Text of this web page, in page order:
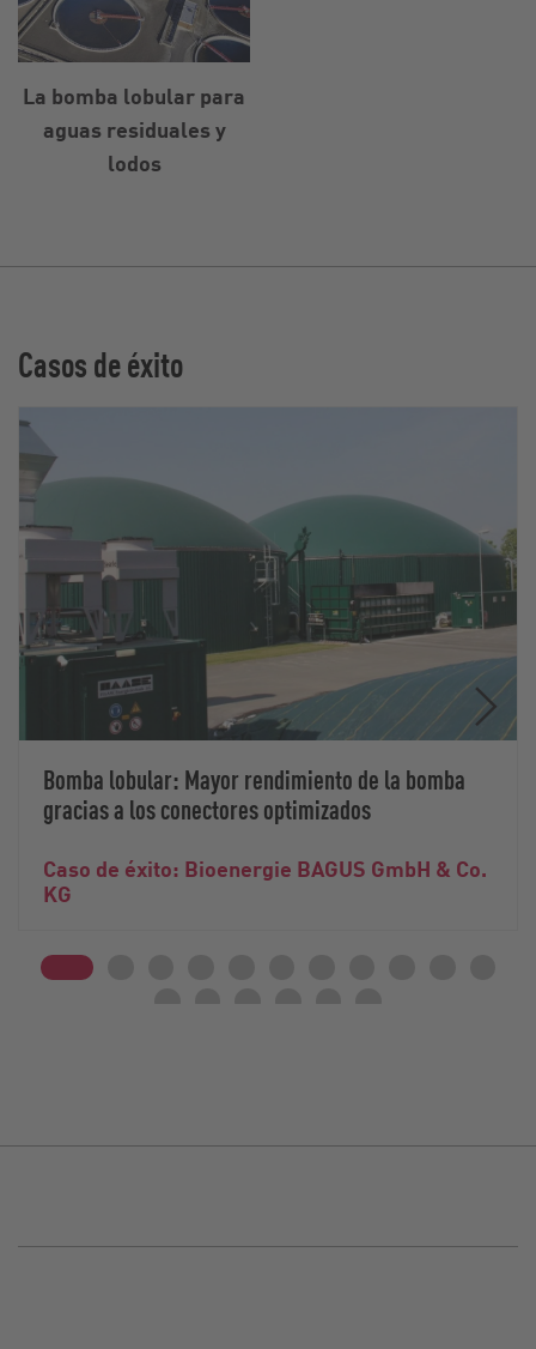
La bomba lobular para
aguas residuales y
lodos
Casos de éxito
Bomba lobular: Mayor rendimiento de la bomba
gracias a los conectores optimizados
Caso de éxito: Bioenergie BAGUS GmbH & Co.
KG